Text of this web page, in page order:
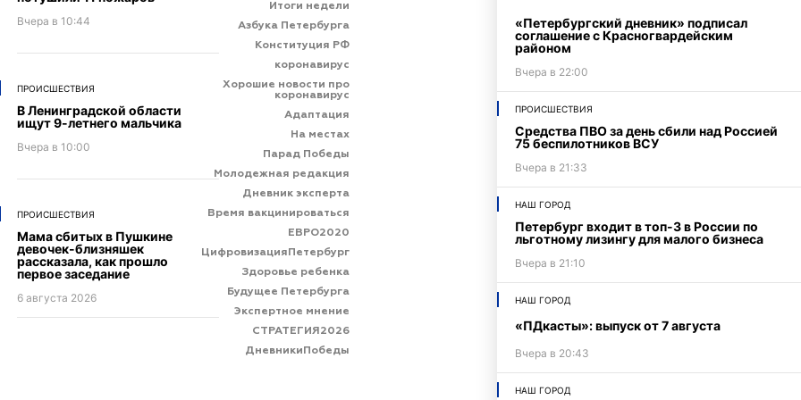
«Петербургский дневник» подписал
соглашение с Красногвардейским
районом
Вчера в 22:00
ПРОИСШЕСТВИЯ
Средства ПВО за день сбили над Россией
75 беспилотников ВСУ
Вчера в 21:33
НАШ ГОРОД
Петербург входит в топ-3 в России по
льготному лизингу для малого бизнеса
Вчера в 21:10
НАШ ГОРОД
«ПДкасты»: выпуск от 7 августа
Вчера в 20:43
НАШ ГОРОД
Вчера в 10:44
ПРОИСШЕСТВИЯ
В Ленинградской области
ищут 9-летнего мальчика
Вчера в 10:00
ПРОИСШЕСТВИЯ
Мама сбитых в Пушкине
девочек-близняшек
рассказала, как прошло
первое заседание
6 августа 2026
Итоги недели
Азбука Петербурга
Конституция РФ
коронавирус
Хорошие новости про
коронавирус
Адаптация
На местах
Парад Победы
Молодежная редакция
Дневник эксперта
Время вакцинироваться
ЕВРО2020
ЦифровизацияПетербург
Здоровье ребенка
Будущее Петербурга
Экспертное мнение
СТРАТЕГИЯ2026
ДневникиПобеды